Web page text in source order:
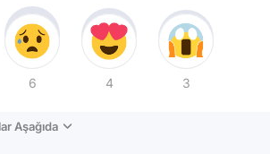
6 4 3
Aşağıda